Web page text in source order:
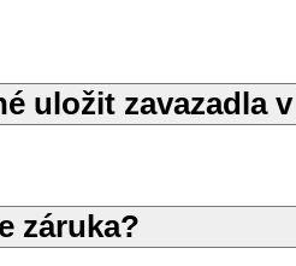
uložit zavazadla
záruka?